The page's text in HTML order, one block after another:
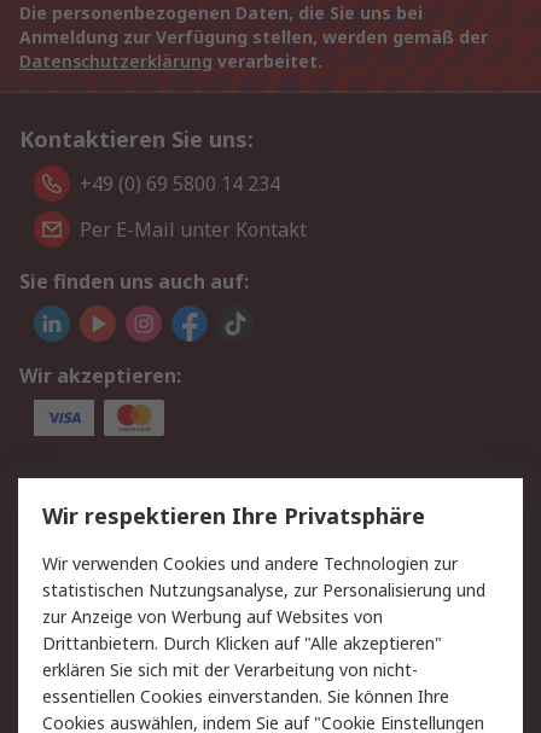
Die personenbezogenen Daten, die Sie uns bei
Anmeldung zur Verfügung stellen, werden gemäß der
Datenschutzerklärung verarbeitet.
Kontaktieren Sie uns:
+49 (0) 69 5800 14 234
Per E-Mail unter Kontakt
Sie finden uns auch auf:
Wir akzeptieren:
Service
Value Added Services
Lieferlösungen
Rücksendungen
Kontakt
Hilfe
Privatkunden
Rechtliches
AGB
Datenschutz
Wir respektieren Ihre Privatsphäre
Wir verwenden Cookies und andere Technologien zur
statistischen Nutzungsanalyse, zur Personalisierung und
zur Anzeige von Werbung auf Websites von
Drittanbietern. Durch Klicken auf "Alle akzeptieren"
erklären Sie sich mit der Verarbeitung von nicht-
essentiellen Cookies einverstanden. Sie können Ihre
Cookies auswählen, indem Sie auf "Cookie Einstellungen